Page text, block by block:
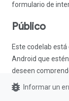
formulario de
Público
Este codelab
Android que
deseen
adelantado a sus
bug_report Informar un